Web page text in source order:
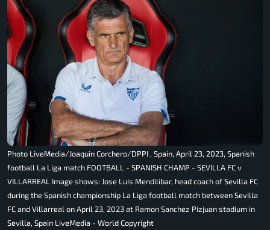
Photo LiveMedia/Joaquin Corchero/DPPI , Spain, April 23, 2023, Spanish
football La Liga match FOOTBALL - SPANISH CHAMP - SEVILLA FC v
VILLARREAL Image shows: Jose Luis Mendilibar, head coach of Sevilla FC
during the Spanish championship La Liga football match between Sevilla
FC and Villarreal on April 23, 2023 at Ramon Sanchez Pizjuan stadium in
Sevilla, Spain LiveMedia - World Copyright